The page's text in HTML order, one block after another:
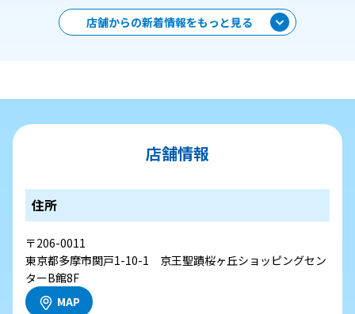
店舗からの新着情報をもっと見る
店舗情報
住所
〒206-0011
東京都多摩市関戸1-10-1 京王聖蹟桜ヶ丘ショッピングセン
ターB館8F
MAP